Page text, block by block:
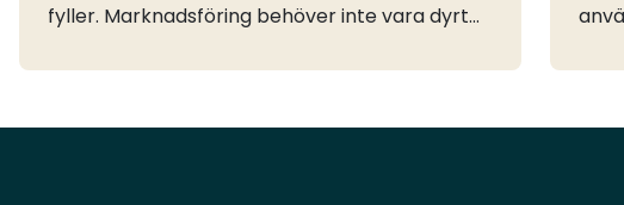
fyller. Marknadsföring behöver inte vara dyrt
speciellt i uppstarten av ditt eget åkeri. Våra